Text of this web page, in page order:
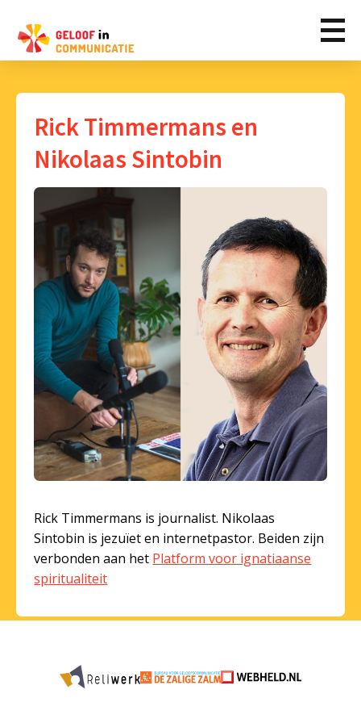
Rick Timmermans en
Nikolaas Sintobin
Rick Timmermans is journalist. Nikolaas
Sintobin is jezuïet en internetpastor. Beiden zijn
verbonden aan het Platform voor ignatiaanse
spiritualiteit